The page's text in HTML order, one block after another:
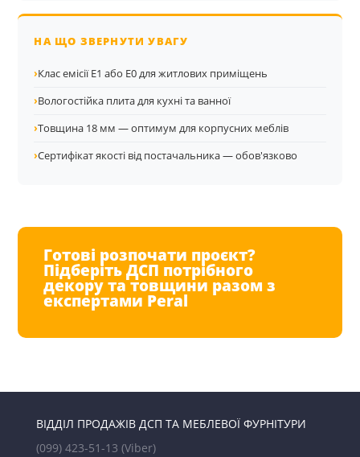
НА ЩО ЗВЕРНУТИ УВАГУ
›Клас емісії E1 або E0 для житлових приміщень
›Вологостійка плита для кухні та ванної
›Товщина 18 мм — оптимум для корпусних меблів
›Сертифікат якості від постачальника — обов'язково
Готові розпочати проєкт?
Підберіть ДСП потрібного
декору та товщини разом з
експертами Peral
ВІДДІЛ ПРОДАЖІВ ДСП ТА МЕБЛЕВОЇ ФУРНІТУРИ
(099) 423-51-13 (Viber)